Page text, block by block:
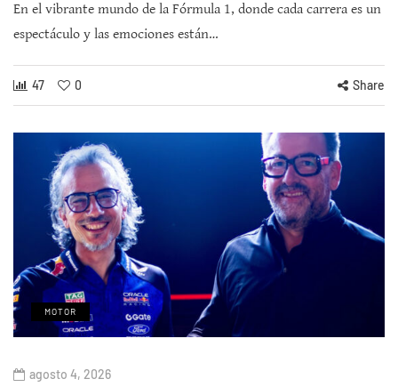
En el vibrante mundo de la Fórmula 1, donde cada carrera es un
espectáculo y las emociones están…
47 0 Share
MOTOR
agosto 4, 2026